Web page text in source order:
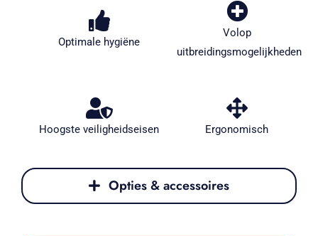
Optimale hygiëne
Volop
uitbreidingsmogelijkheden
Hoogste veiligheidseisen Ergonomisch
Opties & accessoires